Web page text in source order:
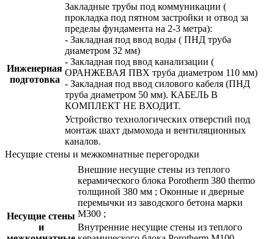
Инженерная
подготовка
Закладные трубы под коммуникации (
прокладка под пятном застройки и отвод за
пределы фундамента на 2-3 метра):
- Закладная под ввод воды ( ПНД труба
диаметром 32 мм)
- Закладная под ввод канализации (
ОРАНЖЕВАЯ ПВХ труба диаметром 110 мм)
- Закладная под ввод силового кабеля (ПНД
труба диаметром 50 мм). КАБЕЛЬ В
КОМПЛЕКТ НЕ ВХОДИТ.
Устройство технологических отверстий под
монтаж шахт дымохода и вентиляционных
каналов.
Несущие стены и межкомнатные перегородки
Несущие стены
и
Внешние несущие стены из теплого
керамического блока Porotherm 380 thermo
толщиной 380 мм ; Оконные и дверные
перемычки из заводского бетона марки
М300 ;
Внутренние несущие стены из теплого